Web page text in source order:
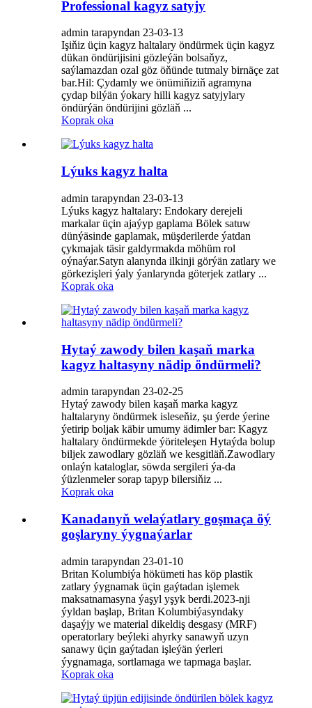
Professional kagyz satyjy
admin tarapyndan 23-03-13
Işiňiz üçin kagyz haltalary öndürmek üçin kagyz
dükan öndürijisini gözleýän bolsaňyz,
saýlamazdan ozal göz öňünde tutmaly birnäçe zat
bar.Hil: Çydamly we önümiňiziň agramyna
çydap bilýän ýokary hilli kagyz satyjylary
öndürýän öndürijini gözläň ...
Koprak oka
Lýuks kagyz halta
admin tarapyndan 23-03-13
Lýuks kagyz haltalary: Endokary derejeli
markalar üçin ajaýyp gaplama Bölek satuw
dünýäsinde gaplamak, müşderilerde ýatdan
çykmajak täsir galdyrmakda möhüm rol
oýnaýar.Satyn alanynda ilkinji görýän zatlary we
görkezişleri ýaly ýanlarynda göterjek zatlary ...
Koprak oka
Hytaý zawody bilen kaşaň marka
kagyz haltasyny nädip öndürmeli?
admin tarapyndan 23-02-25
Hytaý zawody bilen kaşaň marka kagyz
haltalaryny öndürmek isleseňiz, şu ýerde ýerine
ýetirip boljak käbir umumy ädimler bar: Kagyz
haltalary öndürmekde ýöriteleşen Hytaýda bolup
biljek zawodlary gözläň we kesgitläň.Zawodlary
onlaýn kataloglar, söwda sergileri ýa-da
ýüzlenmeler sorap tapyp bilersiňiz ...
Koprak oka
Kanadanyň welaýatlary goşmaça öý
goşlaryny ýygnaýarlar
admin tarapyndan 23-01-10
Britan Kolumbiýa hökümeti has köp plastik
zatlary ýygnamak üçin gaýtadan işlemek
maksatnamasyna ýaşyl yşyk berdi.2023-nji
ýyldan başlap, Britan Kolumbiýasyndaky
daşaýjy we material dikeldiş desgasy (MRF)
operatorlary beýleki ahyrky sanawyň uzyn
sanawy üçin gaýtadan işleýän ýerleri
ýygnamaga, sortlamaga we tapmaga başlar.
Koprak oka